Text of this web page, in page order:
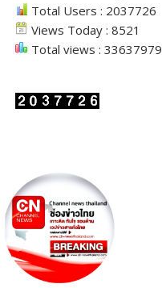
Total Users : 2037726
Views Today : 8521
Total views : 33637979